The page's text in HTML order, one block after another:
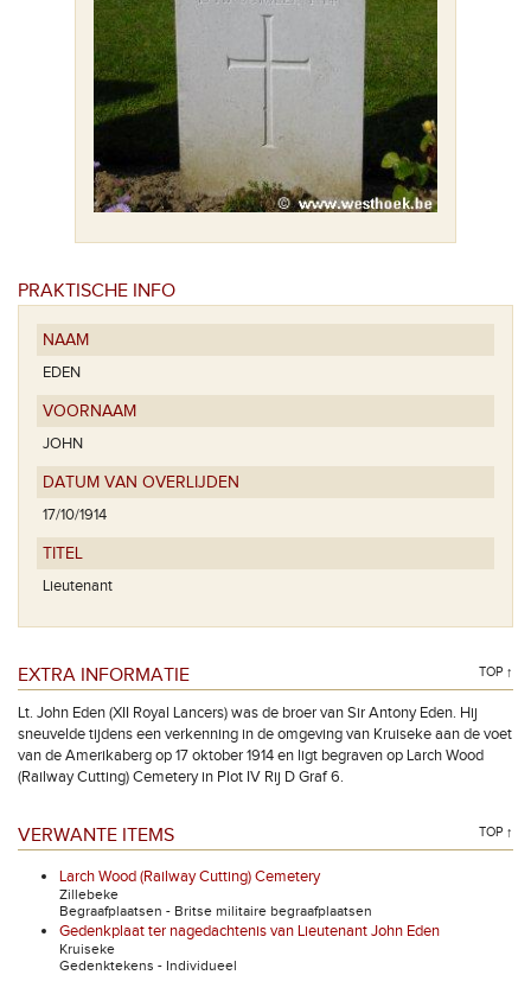
PRAKTISCHE INFO
NAAM
EDEN
VOORNAAM
JOHN
DATUM VAN OVERLIJDEN
17/10/1914
TITEL
Lieutenant
EXTRA INFORMATIE TOP ↑
Lt. John Eden (XII Royal Lancers) was de broer van Sir Antony Eden. Hij
sneuvelde tijdens een verkenning in de omgeving van Kruiseke aan de voet
van de Amerikaberg op 17 oktober 1914 en ligt begraven op Larch Wood
(Railway Cutting) Cemetery in Plot IV Rij D Graf 6.
VERWANTE ITEMS TOP ↑
Larch Wood (Railway Cutting) Cemetery
Zillebeke
Begraafplaatsen - Britse militaire begraafplaatsen
Gedenkplaat ter nagedachtenis van Lieutenant John Eden
Kruiseke
Gedenktekens - Individueel